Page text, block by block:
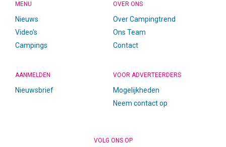
MENU
Nieuws
Video’s
Campings
OVER ONS
Over Campingtrend
Ons Team
Contact
AANMELDEN
Nieuwsbrief
VOOR ADVERTEERDERS
Mogelijkheden
Neem contact op
VOLG ONS OP